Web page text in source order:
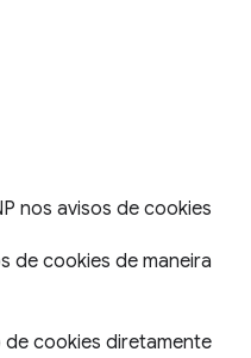
nos avisos de cookies
de cookies de maneira
cookies diretamente